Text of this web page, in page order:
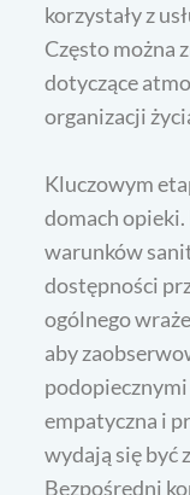
korzystały z
Często można
dotyczące
organizacji
Kluczowym
domach opieki.
warunków
dostępności
ogólnego
aby
podopiecznymi
empatyczna i
wydają się być
Bezpośredni